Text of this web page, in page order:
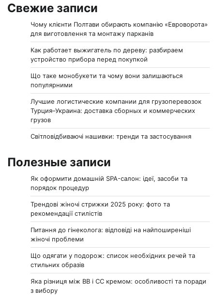
Свежие записи
Чому клієнти Полтави обирають компанію «Евроворота»
для виготовлення та монтажу парканів
Как работает выжигатель по дереву: разбираем
устройство прибора перед покупкой
Що таке монобукети та чому вони залишаються
популярними
Лучшие логистические компании для грузоперевозок
Турция–Украина: доставка сборных и коммерческих
грузов
Світловідбиваючі нашивки: тренди та застосування
Полезные записи
Як оформити домашній SPA-салон: ідеї, засоби та
порядок процедур
Трендові жіночі стрижки 2025 року: фото та
рекомендації стилістів
Питання до гінеколога: відповіді на найпоширеніші
жіночі проблеми
Що одягати у подорож: список необхідних речей та
стильних образів
Яка різниця між BB і CC кремом: особливості та поради
з вибору